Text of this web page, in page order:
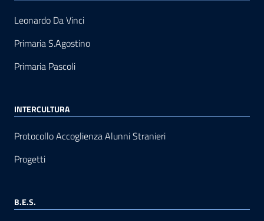
Leonardo Da Vinci
Primaria S.Agostino
Primaria Pascoli
INTERCULTURA
Protocollo Accoglienza Alunni Stranieri
Progetti
B.E.S.